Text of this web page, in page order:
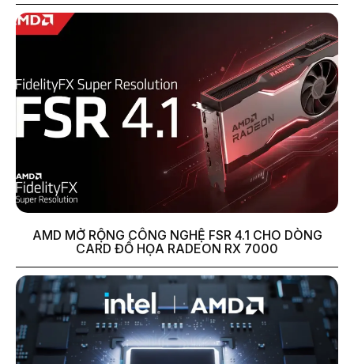
AMD MỞ RỘNG CÔNG NGHỆ FSR 4.1 CHO DÒNG
CARD ĐỒ HỌA RADEON RX 7000